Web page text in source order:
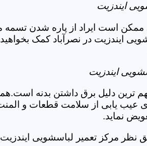
ایندزیت
است ایراد از پاره شدن تسمه
ایندزیت در نصرآباد کمک
ایندزیت
دلیل برق داشتن بدنه
عیب یابی از سلامت قطعات و
نماید.
مرکز تعمیر لباسشویی ایندزیت